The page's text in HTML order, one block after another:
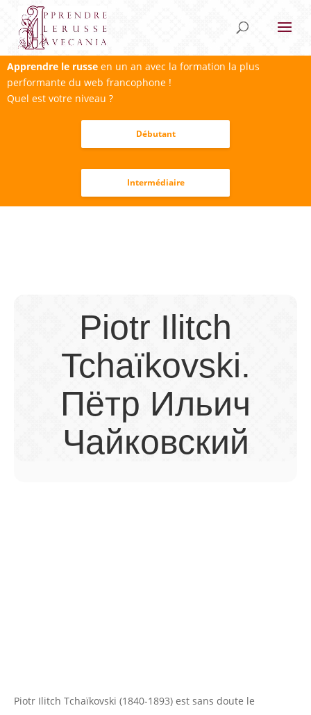
Apprendre le russe en un an avec la formation la plus
performante du web francophone !
Quel est votre niveau ?
Débutant
Intermédiaire
Piotr Ilitch
Tchaïkovski.
Пётр Ильич
Чайковский
Piotr Ilitch Tchaïkovski (1840-1893) est sans doute le